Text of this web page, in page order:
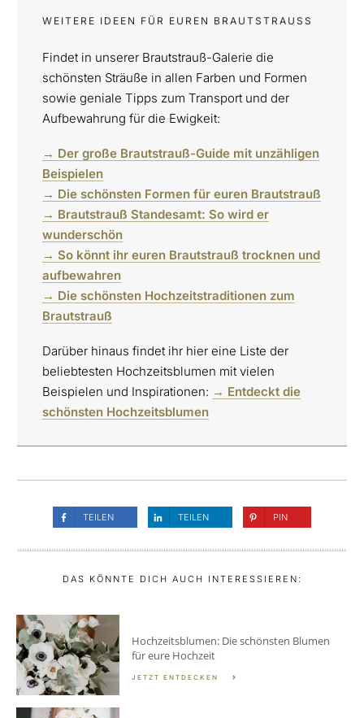
WEITERE IDEEN FÜR EUREN BRAUTSTRAUSS
Findet in unserer Brautstrauß-Galerie die
schönsten Sträuße in allen Farben und Formen
sowie geniale Tipps zum Transport und der
Aufbewahrung für die Ewigkeit:
→ Der große Brautstrauß-Guide mit unzähligen
Beispielen
→ Die schönsten Formen für euren Brautstrauß
→ Brautstrauß Standesamt: So wird er
wunderschön
→ So könnt ihr euren Brautstrauß trocknen und
aufbewahren
→ Die schönsten Hochzeitstraditionen zum
Brautstrauß
Darüber hinaus findet ihr hier eine Liste der
beliebtesten Hochzeitsblumen mit vielen
Beispielen und Inspirationen: → Entdeckt die
schönsten Hochzeitsblumen
TEILEN TEILEN PIN
DAS KÖNNTE DICH AUCH INTERESSIEREN:
Hochzeitsblumen: Die schönsten Blumen
für eure Hochzeit
JETZT ENTDECKEN